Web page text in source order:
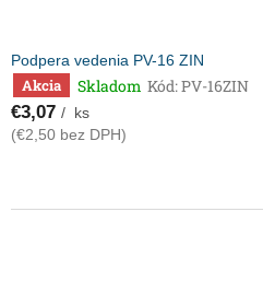
Podpera vedenia PV-16 ZIN
Akcia Skladom Kód:PV-16ZIN
€3,07 / ks
(€2,50 bez DPH)